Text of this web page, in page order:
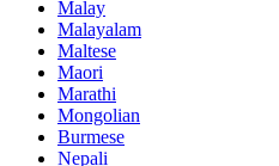
Malay
Malayalam
Maltese
Maori
Marathi
Mongolian
Burmese
Nepali